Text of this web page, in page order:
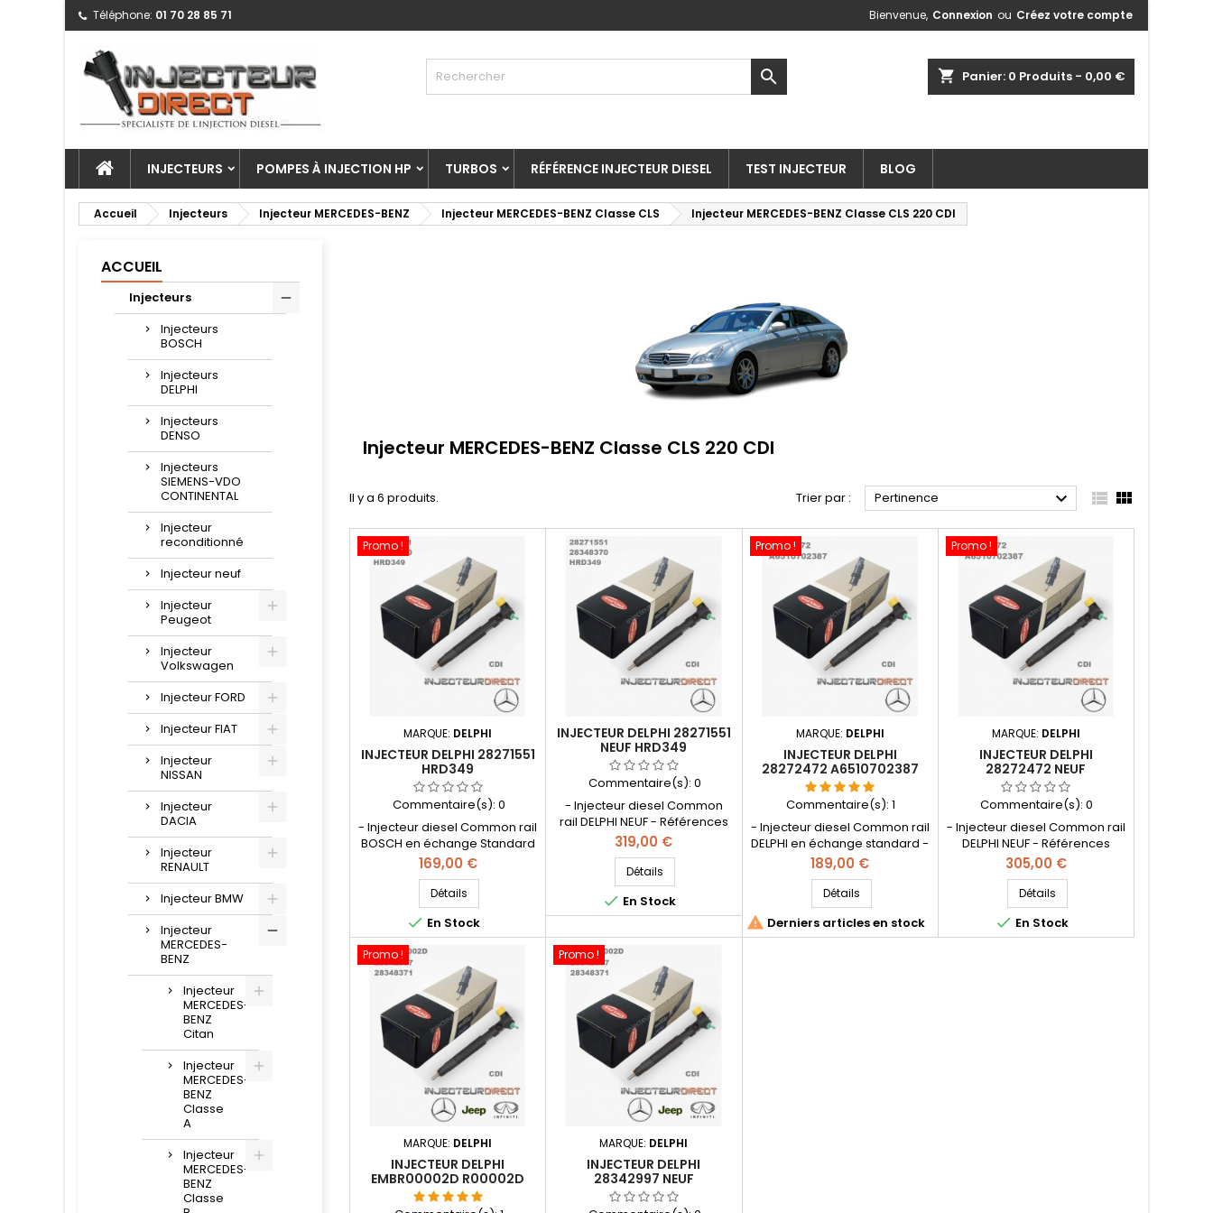
Téléphone: 01 70 28 85 71 Bienvenue, Connexion ou Créez votre compte
shopping_cart Panier: 0 Produits - 0,00 €

INJECTEURS POMPES À INJECTION HP TURBOS RÉFÉRENCE INJECTEUR DIESEL TEST INJECTEUR BLOG
Accueil Injecteurs Injecteur MERCEDES-BENZ Injecteur MERCEDES-BENZ Classe CLS Injecteur MERCEDES-BENZ Classe CLS 220 CDI
ACCUEIL
Injecteurs
Injecteurs
BOSCH
Injecteurs
DELPHI
Injecteurs
DENSO
Injecteurs
SIEMENS-VDO
CONTINENTAL
Injecteur
reconditionné
Injecteur neuf
Injecteur
Peugeot
Injecteur
Volkswagen
Injecteur FORD
Injecteur FIAT
Injecteur
NISSAN
Injecteur
DACIA
Injecteur
RENAULT
Injecteur BMW
Injecteur
MERCEDES-
BENZ
Injecteur
MERCEDES-
BENZ
Citan
Injecteur
MERCEDES-
BENZ
Classe
A
Injecteur
MERCEDES-
BENZ
Classe
Injecteur MERCEDES-BENZ Classe CLS 220 CDI
Il y a 6 produits. Trier par : Pertinence   
Promo !
MARQUE: DELPHI
INJECTEUR DELPHI 28271551
HRD349
Commentaire(s): 0
- Injecteur diesel Common rail
BOSCH en échange Standard
- Références
compatibles: 28348370
, HRD349 , A651 070 2887 0005
, A651 070 2887
, A65107028870005
, A6510702887 - Pour
motorisation Mercedes Benz
2.2 CDI
Prix
169,00 €
Détails
 En Stock
INJECTEUR DELPHI 28271551
NEUF HRD349
Commentaire(s): 0
- Injecteur diesel Common
rail DELPHI NEUF - Références
compatibles: 28348370
, HRD349 , A651 070 2887 0005
, A651 070 2887
, A65107028870005
, A6510702887 - Pour
motorisation Mercedes Benz
2.2 CDI
Prix
319,00 €
Détails
 En Stock
Promo !
MARQUE: DELPHI
INJECTEUR DELPHI
28272472 A6510702387
HRD351
Commentaire(s):1
- Injecteur diesel Common rail
DELPHI en échange standard -
Références compatibles : A651
070 2387 , A6510702387 ,
HRD351 - Pour motorisation
Mercedes Benz CDI Pièce
d'origine
Prix
189,00 €
Détails
 Derniers articles en stock
Promo !
MARQUE: DELPHI
INJECTEUR DELPHI
28272472 NEUF
A6510702387 HRD351
Commentaire(s):0
- Injecteur diesel Common rail
DELPHI NEUF - Références
compatibles : A651 070 2387
, A6510702387 , HRD351 - Pour
motorisation Mercedes Benz
CDI Pièce d'origine
Prix
305,00 €
Détails
 En Stock
Promo !
MARQUE: DELPHI
INJECTEUR DELPHI
EMBR00002D R00002D
28342997 HRD348
A6510704987 6510700587
Promo !
MARQUE: DELPHI
INJECTEUR DELPHI
28342997 NEUF
EMBR00002D HRD348
A6510700587 28348371